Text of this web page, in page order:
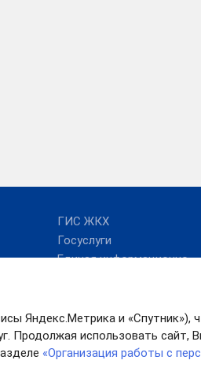
Яндекс.Метрика и
Продолжая использовать
«Организация работы с
ГИС ЖКХ
Госуслуги
Единая информационно-
Карта сайта
Минкомсвязь РФ